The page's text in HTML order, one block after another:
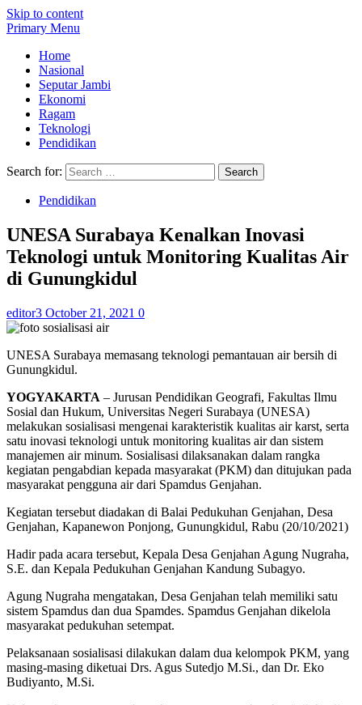
Skip to content
Primary Menu
Home
Nasional
Seputar Jambi
Ekonomi
Ragam
Teknologi
Pendidikan
Search for:
Pendidikan
UNESA Surabaya Kenalkan Inovasi
Teknologi untuk Monitoring Kualitas Air
di Gunungkidul
editor3 October 21, 2021 0
UNESA Surabaya memasang teknologi pemantauan air bersih di
Gunungkidul.
YOGYAKARTA – Jurusan Pendidikan Geografi, Fakultas Ilmu
Sosial dan Hukum, Universitas Negeri Surabaya (UNESA)
melakukan sosialisasi mengenai karakteristik kualitas air karst, serta
satu inovasi teknologi untuk monitoring kualitas air dan sistem
manajemen air minum. Sosialisasi dilaksanakan dalam rangka
kegiatan pengabdian kepada masyarakat (PKM) dan ditujukan pada
masyarakat pengguna air dari Spamdus Genjahan.
Kegiatan tersebut diadakan di Balai Pedukuhan Genjahan, Desa
Genjahan, Kapanewon Ponjong, Gunungkidul, Rabu (20/10/2021)
Hadir pada acara tersebut, Kepala Desa Genjahan Agung Nugraha,
S.E. dan Kepala Pedukuhan Genjahan Kandung Subagyo.
Agung Nugraha mengatakan, Desa Genjahan telah memiliki satu
sistem Spamdus dan dua Spamdes. Spamdus Genjahan dikelola
masyarakat pedukuhan setempat.
Pelaksanaan sosialisasi dilakukan dalam dua kelompok PKM, yang
masing-masing diketuai Drs. Agus Sutedjo M.Si., dan Dr. Eko
Budiyanto, M.Si.